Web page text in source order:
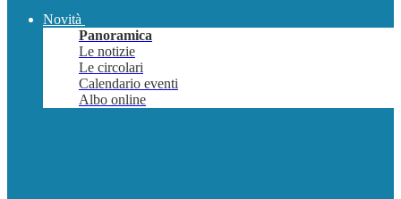
Novità
Panoramica
Le notizie
Le circolari
Calendario eventi
Albo online